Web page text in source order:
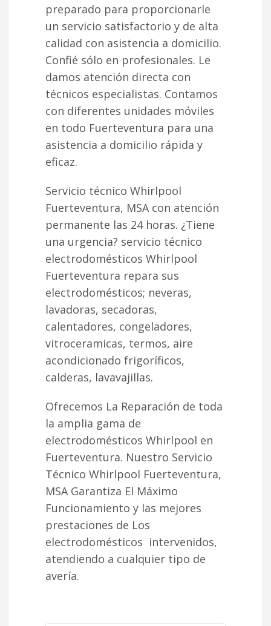
preparado para proporcionarle
un servicio satisfactorio y de alta
calidad con asistencia a domicilio.
Confié sólo en profesionales. Le
damos atención directa con
técnicos especialistas. Contamos
con diferentes unidades móviles
en todo Fuerteventura para una
asistencia a domicilio rápida y
eficaz.
Servicio técnico Whirlpool
Fuerteventura, MSA con atención
permanente las 24 horas. ¿Tiene
una urgencia? servicio técnico
electrodomésticos Whirlpool
Fuerteventura repara sus
electrodomésticos; neveras,
lavadoras, secadoras,
calentadores, congeladores,
vitroceramicas, termos, aire
acondicionado frigoríficos,
calderas, lavavajillas.
Ofrecemos La Reparación de toda
la amplia gama de
electrodomésticos Whirlpool en
Fuerteventura. Nuestro Servicio
Técnico Whirlpool Fuerteventura,
MSA Garantiza El Máximo
Funcionamiento y las mejores
prestaciones de Los
electrodomésticos intervenidos,
atendiendo a cualquier tipo de
avería.